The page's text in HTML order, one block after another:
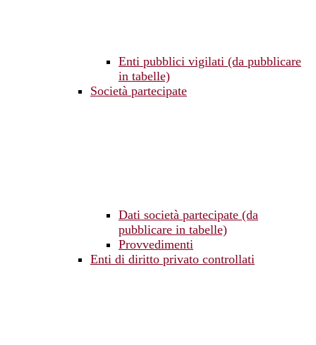
Enti pubblici vigilati (da pubblicare
in tabelle)
Società partecipate
Dati società partecipate (da
pubblicare in tabelle)
Provvedimenti
Enti di diritto privato controllati